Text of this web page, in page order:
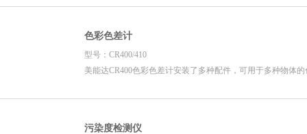
色彩色差计
型号：CR400/410
美能达CR400色彩色差计安装了多种配件，可用于多种物体的
污染度检测仪